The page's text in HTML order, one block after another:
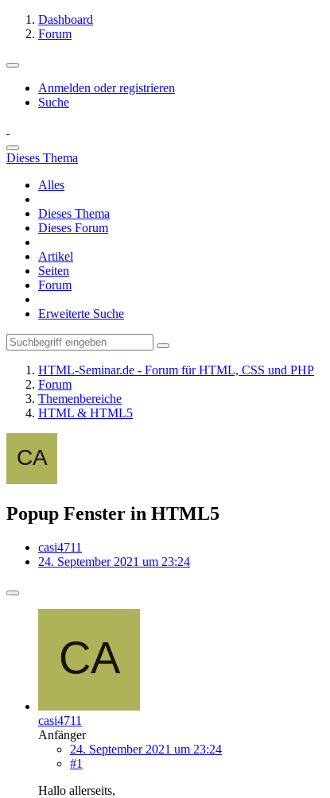
Dashboard
Forum
Anmelden oder registrieren
Suche
Dieses Thema
Alles
Dieses Thema
Dieses Forum
Artikel
Seiten
Forum
Erweiterte Suche
HTML-Seminar.de - Forum für HTML, CSS und PHP
Forum
Themenbereiche
HTML & HTML5
Popup Fenster in HTML5
casi4711
24. September 2021 um 23:24
casi4711
Anfänger
24. September 2021 um 23:24
#1
Hallo allerseits,